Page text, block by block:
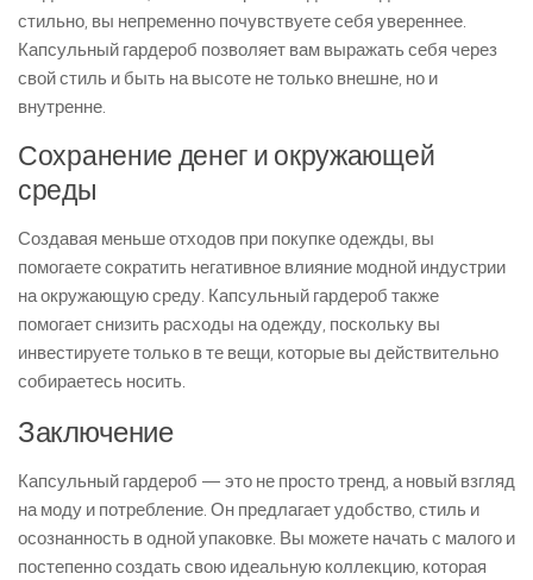
стильно, вы непременно почувствуете себя увереннее.
Капсульный гардероб позволяет вам выражать себя через
свой стиль и быть на высоте не только внешне, но и
внутренне.
Сохранение денег и окружающей
среды
Создавая меньше отходов при покупке одежды, вы
помогаете сократить негативное влияние модной индустрии
на окружающую среду. Капсульный гардероб также
помогает снизить расходы на одежду, поскольку вы
инвестируете только в те вещи, которые вы действительно
собираетесь носить.
Заключение
Капсульный гардероб — это не просто тренд, а новый взгляд
на моду и потребление. Он предлагает удобство, стиль и
осознанность в одной упаковке. Вы можете начать с малого и
постепенно создать свою идеальную коллекцию, которая